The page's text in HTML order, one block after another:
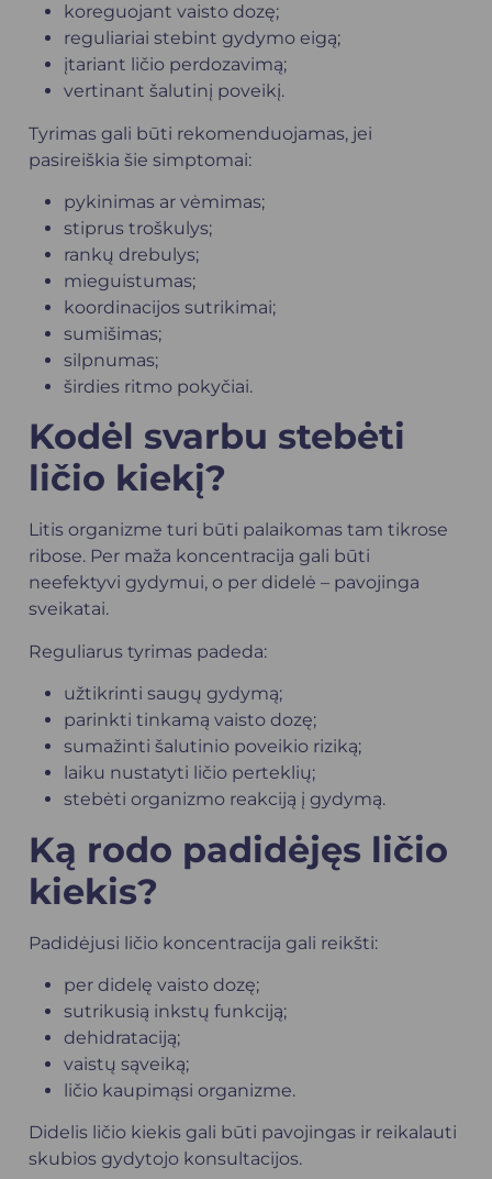
koreguojant vaisto dozę;
reguliariai stebint gydymo eigą;
įtariant ličio perdozavimą;
vertinant šalutinį poveikį.
Tyrimas gali būti rekomenduojamas, jei
pasireiškia šie simptomai:
pykinimas ar vėmimas;
stiprus troškulys;
rankų drebulys;
mieguistumas;
koordinacijos sutrikimai;
sumišimas;
silpnumas;
širdies ritmo pokyčiai.
Kodėl svarbu stebėti
ličio kiekį?
Litis organizme turi būti palaikomas tam tikrose
ribose. Per maža koncentracija gali būti
neefektyvi gydymui, o per didelė – pavojinga
sveikatai.
Reguliarus tyrimas padeda:
užtikrinti saugų gydymą;
parinkti tinkamą vaisto dozę;
sumažinti šalutinio poveikio riziką;
laiku nustatyti ličio perteklių;
stebėti organizmo reakciją į gydymą.
Ką rodo padidėjęs ličio
kiekis?
Padidėjusi ličio koncentracija gali reikšti:
per didelę vaisto dozę;
sutrikusią inkstų funkciją;
dehidrataciją;
vaistų sąveiką;
ličio kaupimąsi organizme.
Didelis ličio kiekis gali būti pavojingas ir reikalauti
skubios gydytojo konsultacijos.